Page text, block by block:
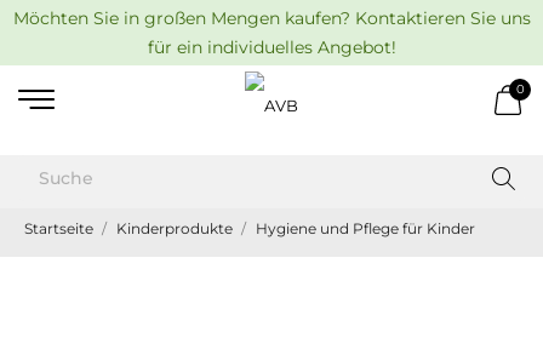
Möchten Sie in großen Mengen kaufen? Kontaktieren Sie uns
für ein individuelles Angebot!
0
Startseite Kinderprodukte Hygiene und Pflege für Kinder